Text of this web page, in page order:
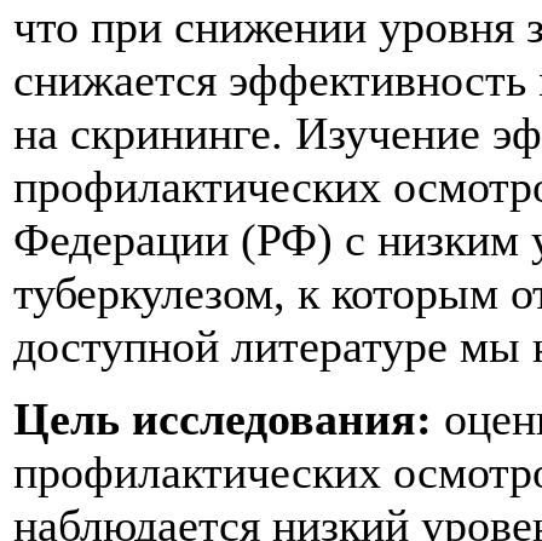
что при снижении уровня
снижается
на скрининге. Изучение
профилактических
Федерации (РФ) с низким
туберкулезом, к которым
доступной литературе
Цель исследования:
профилактических
наблюдается низкий